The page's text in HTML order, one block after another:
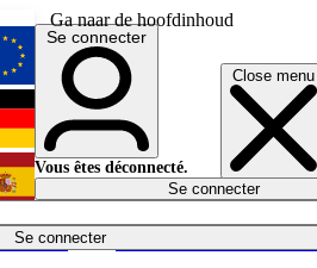
Ga naar de hoofdinhoud
Close menu
Se connecter
Économie
English
Deutsch
Español
Se connecter
Vous êtes déconnecté.
Se connecter